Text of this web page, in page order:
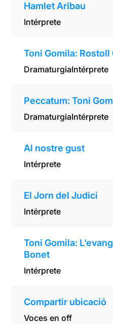
Hamlet Aribau
Intérprete
Toni Gomila: Rostoll
DramaturgiaIntérprete
Peccatum: Toni
DramaturgiaIntérprete
Al nostre gust
Intérprete
El Jorn del Judici
Intérprete
Toni Gomila:
Bonet
Intérprete
Compartir ubicació
Voces en off